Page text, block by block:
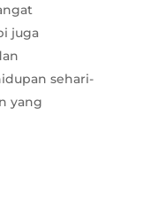
juga
sehari-
yang